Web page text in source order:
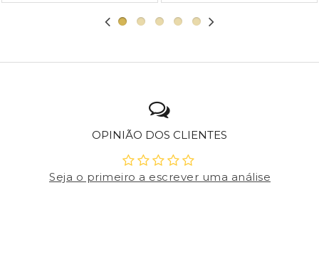
OPINIÃO DOS CLIENTES
Seja o primeiro a escrever uma análise